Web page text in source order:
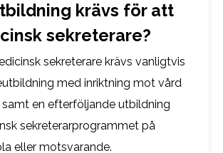
krävs för att
sekreterare?
sekreterare krävs vanligtvis
med inriktning mot vård
en efterföljande utbildning
sekreterarprogrammet på
eller motsvarande.